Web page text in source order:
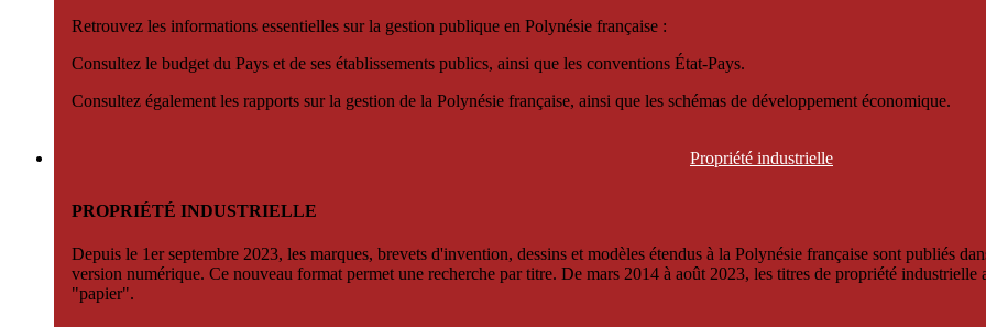
Retrouvez les informations essentielles sur la gestion publique en Polynésie française :
Consultez le budget du Pays et de ses établissements publics, ainsi que les conventions État-Pays.
Consultez également les rapports sur la gestion de la Polynésie française, ainsi que les schémas de développement économique.
Propriété industrielle
PROPRIÉTÉ INDUSTRIELLE
Depuis le 1er septembre 2023, les marques, brevets d'invention, dessins et modèles étendus à la Polynésie française sont publiés
version numérique. Ce nouveau format permet une recherche par titre. De mars 2014 à août 2023, les titres de propriété
"papier".